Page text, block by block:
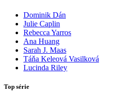
Dominik Dán
Julie Caplin
Rebecca Yarros
Ana Huang
Sarah J. Maas
Táňa Keleová Vasilková
Lucinda Riley
Top série